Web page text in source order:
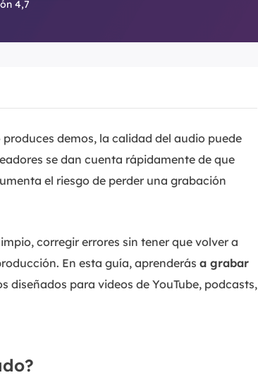
4,7
demos, la calidad del audio puede
se dan cuenta rápidamente de que
el riesgo de perder una grabación
corregir errores sin tener que volver a
En esta guía, aprenderás a grabar
diseñados para videos de YouTube, podcasts,